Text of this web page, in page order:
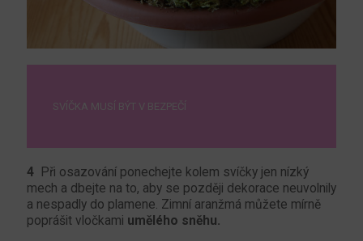
SVÍČKA MUSÍ BÝT V BEZPEČÍ
4 Při osazování ponechejte kolem svíčky jen nízký
mech a dbejte na to, aby se později dekorace neuvolnily
a nespadly do plamene. Zimní aranžmá můžete mírně
poprášit vločkami umělého sněhu.